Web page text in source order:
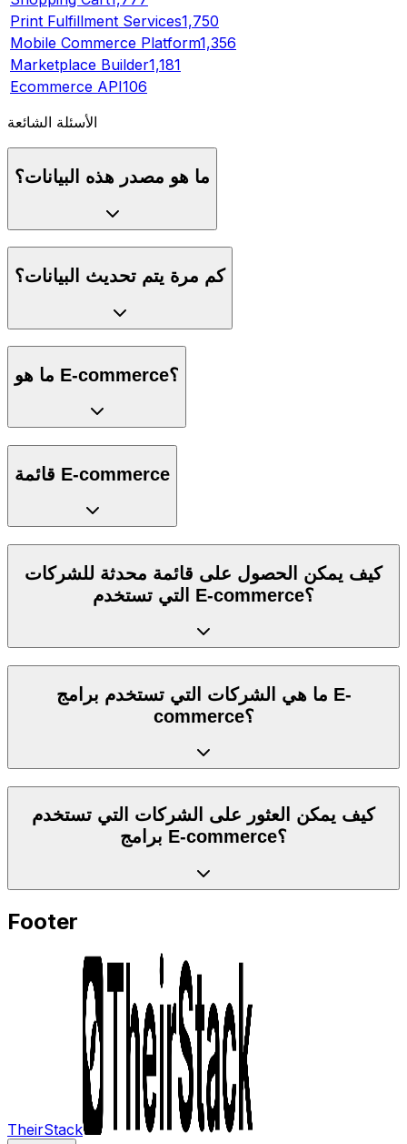
Print Fulfillment Services1,750
Mobile Commerce Platform1,356
Marketplace Builder1,181
Ecommerce API106
الأسئلة الشائعة
ما هو مصدر هذه البيانات؟
كم مرة يتم تحديث البيانات؟
ما هو E-commerce؟
قائمة E-commerce
كيف يمكن الحصول على قائمة محدثة للشركات
التي تستخدم E-commerce؟
ما هي الشركات التي تستخدم برامج E-
commerce؟
كيف يمكن العثور على الشركات التي تستخدم
برامج E-commerce؟
Footer
TheirStack